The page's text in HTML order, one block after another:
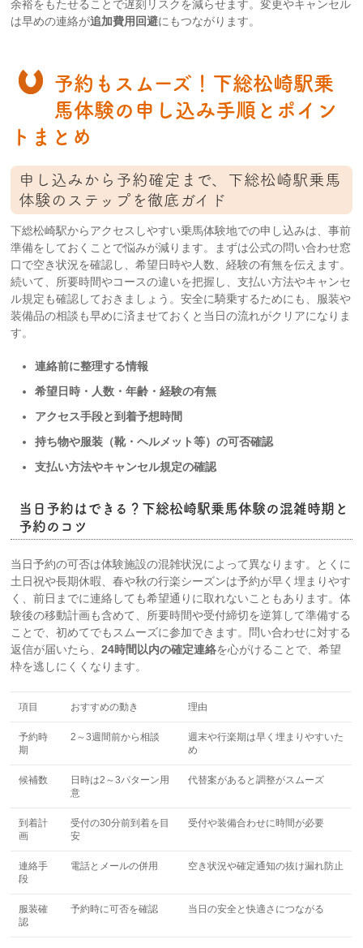
余裕をもたせることで遅刻リスクを減らせます。変更やキャンセル
は早めの連絡が追加費用回避にもつながります。
予約もスムーズ！下総松崎駅乗
馬体験の申し込み手順とポイン
トまとめ
申し込みから予約確定まで、下総松崎駅乗馬
体験のステップを徹底ガイド
下総松崎駅からアクセスしやすい乗馬体験地での申し込みは、事前
準備をしておくことで悩みが減ります。まずは公式の問い合わせ窓
口で空き状況を確認し、希望日時や人数、経験の有無を伝えます。
続いて、所要時間やコースの違いを把握し、支払い方法やキャンセ
ル規定も確認しておきましょう。安全に騎乗するためにも、服装や
装備品の相談も早めに済ませておくと当日の流れがクリアになりま
す。
連絡前に整理する情報
希望日時・人数・年齢・経験の有無
アクセス手段と到着予想時間
持ち物や服装（靴・ヘルメット等）の可否確認
支払い方法やキャンセル規定の確認
当日予約はできる？下総松崎駅乗馬体験の混雑時期と
予約のコツ
当日予約の可否は体験施設の混雑状況によって異なります。とくに
土日祝や長期休暇、春や秋の行楽シーズンは予約が早く埋まりやす
く、前日までに連絡しても希望通りに取れないこともあります。体
験後の移動計画も含めて、所要時間や受付締切を逆算して準備する
ことで、初めてでもスムーズに参加できます。問い合わせに対する
返信が届いたら、24時間以内の確定連絡を心がけることで、希望
枠を逃しにくくなります。
項目 おすすめの動き 理由
予約時
期
2～3週間前から相談
週末や行楽期は早く埋まりやすいた
め
候補数
日時は2～3パターン用
意
代替案があると調整がスムーズ
到着計
画
受付の30分前到着を目
安
受付や装備合わせに時間が必要
連絡手
段
電話とメールの併用 空き状況や確定通知の抜け漏れ防止
服装確
認
予約時に可否を確認 当日の安全と快適さにつながる